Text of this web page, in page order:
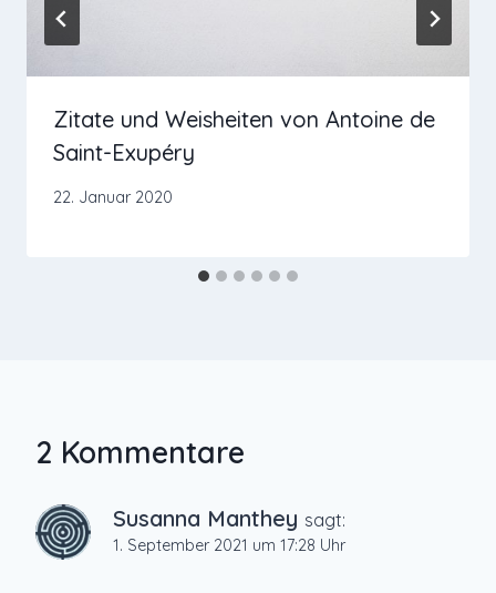
Zitate und Weisheiten von Antoine de
Saint-Exupéry
22. Januar 2020
2 Kommentare
Susanna Manthey sagt:
1. September 2021 um 17:28 Uhr